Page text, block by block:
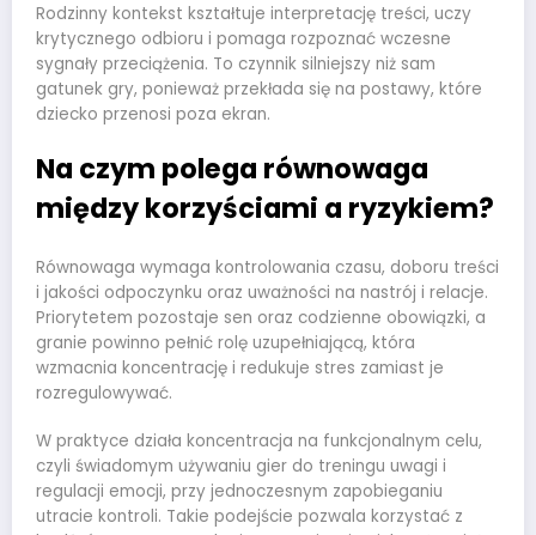
Rodzinny kontekst kształtuje interpretację treści, uczy
krytycznego odbioru i pomaga rozpoznać wczesne
sygnały przeciążenia. To czynnik silniejszy niż sam
gatunek gry, ponieważ przekłada się na postawy, które
dziecko przenosi poza ekran.
Na czym polega równowaga
między korzyściami a ryzykiem?
Równowaga wymaga kontrolowania czasu, doboru treści
i jakości odpoczynku oraz uważności na nastrój i relacje.
Priorytetem pozostaje sen oraz codzienne obowiązki, a
granie powinno pełnić rolę uzupełniającą, która
wzmacnia koncentrację i redukuje stres zamiast je
rozregulowywać.
W praktyce działa koncentracja na funkcjonalnym celu,
czyli świadomym używaniu gier do treningu uwagi i
regulacji emocji, przy jednoczesnym zapobieganiu
utracie kontroli. Takie podejście pozwala korzystać z